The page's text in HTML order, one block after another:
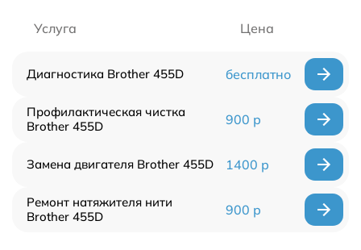
Услуга Цена
Диагностика Brother 455D бесплатно
Профилактическая чистка
Brother 455D
900 р
Замена двигателя Brother 455D 1400 р
Ремонт натяжителя нити
Brother 455D
900 р